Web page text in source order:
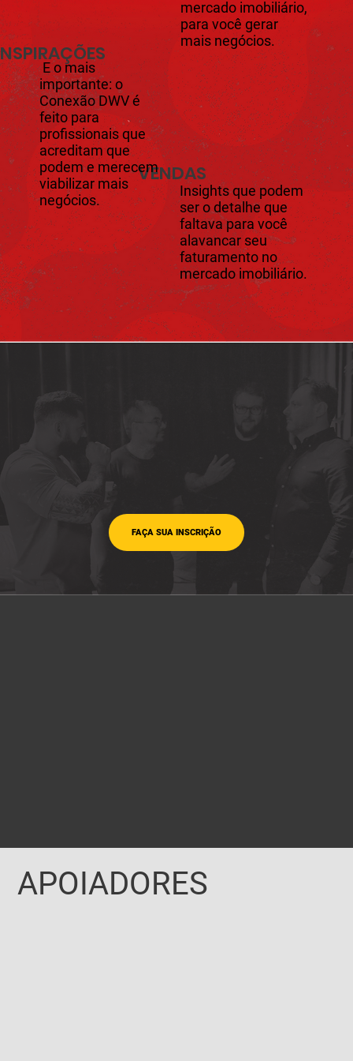
mercado imobiliário,
para você gerar
mais negócios.
​Insights que podem
ser o detalhe que
faltava para você
alavancar seu
faturamento no
mercado imobiliário.
VENDAS
E o mais
importante: o
Conexão DWV é
feito para
profissionais que
acreditam que
podem e merecem
viabilizar mais
negócios.
FAÇA SUA INSCRIÇÃO
APOIADORES